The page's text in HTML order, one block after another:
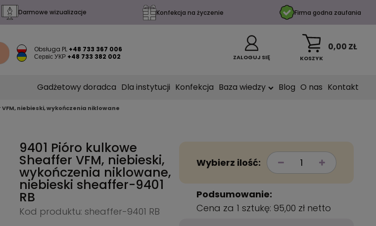
Darmowe wizualizacje Konfekcja na życzenie Firma godna zaufania
Obsługa PL +48 733 367 006
Сервіс УКР +48 733 382 002 ZALOGUJ SIĘ KOSZYK
0,00 ZŁ
Gadżetowy doradca Dla instytucji Konfekcja Baza wiedzy Blog O nas Kontakt
niebieski, wykończenia niklowane
9401 Pióro kulkowe
Sheaffer VFM, niebieski,
wykończenia niklowane,
niebieski sheaffer-9401
RB
Kod produktu: sheaffer-9401 RB
Wybierz ilość:
Podsumowanie:
Cena za 1 sztukę: 95,00 zł netto